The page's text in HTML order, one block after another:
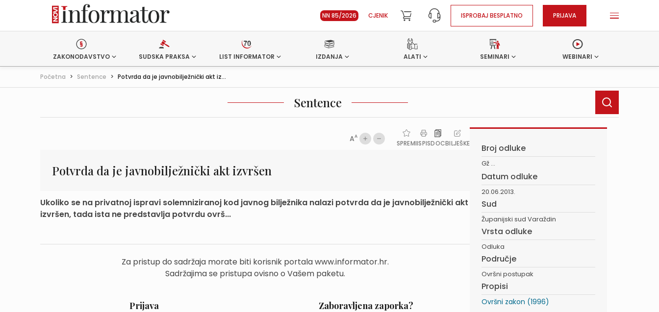
NN 85/2026 CJENIK ISPROBAJ BESPLATNO PRIJAVA
ZAKONODAVSTVO SUDSKA PRAKSA LIST INFORMATOR IZDANJA ALATI SEMINARI WEBINARI
Početna > Sentence > Potvrda da je javnobilježnički akt iz...
Sentence
AA
SPREMIISPISDOCBILJEŠKE
Potvrda da je javnobilježnički akt izvršen
Ukoliko se na privatnoj ispravi solemniziranoj kod javnog bilježnika nalazi potvrda da je javnobilježnički akt
izvršen, tada ista ne predstavlja potvrdu ovrš...
Za pristup do sadržaja morate biti korisnik portala www.informator.hr.
Sadržajima se pristupa ovisno o Vašem paketu.
Prijava Zaboravljena zaporka?
Broj odluke
Gž ...
Datum odluke
20.06.2013.
Sud
Županijski sud Varaždin
Vrsta odluke
Odluka
Područje
Ovršni postupak
Propisi
Ovršni zakon (1996)